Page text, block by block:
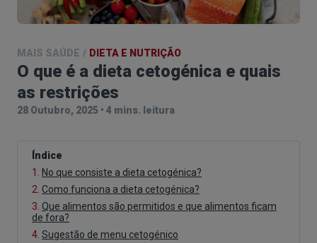
MAIS SAÚDE / DIETA E NUTRIÇÃO
O que é a dieta cetogénica e quais
as restrições
28 Outubro, 2025 • 4 mins. leitura
Índice
1. No que consiste a dieta cetogénica?
2. Como funciona a dieta cetogénica?
3. Que alimentos são permitidos e que alimentos ficam
de fora?
4. Sugestão de menu cetogénico